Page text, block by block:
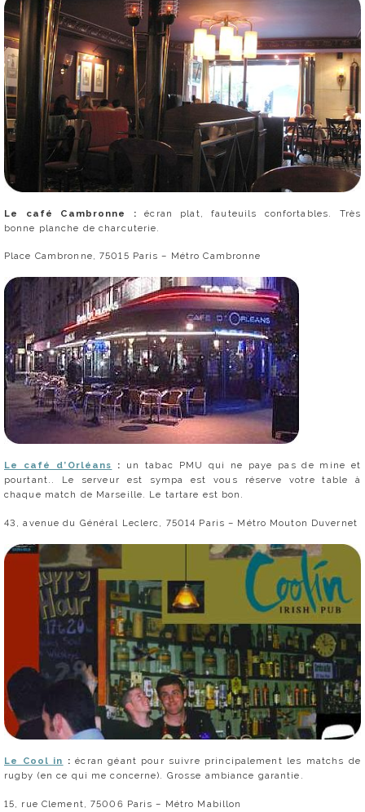
Le café Cambronne : écran plat, fauteuils confortables. Très
bonne planche de charcuterie.
Place Cambronne, 75015 Paris – Métro Cambronne
Le café d’Orléans : un tabac PMU qui ne paye pas de mine et
pourtant.. Le serveur est sympa est vous réserve votre table à
chaque match de Marseille. Le tartare est bon.
43, avenue du Général Leclerc, 75014 Paris – Métro Mouton Duvernet
Le Cool in : écran géant pour suivre principalement les matchs de
rugby (en ce qui me concerne). Grosse ambiance garantie.
15, rue Clement, 75006 Paris – Métro Mabillon